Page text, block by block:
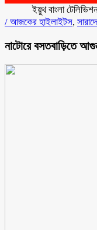
ইয়ুথ বাংলা টেলিভিশন
/ আজকের হাইলাইটস,
নাটোরে বসতবাড়িতে